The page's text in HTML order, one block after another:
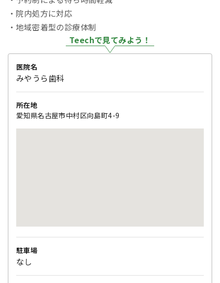
・院内処方に対応
・地域密着型の診療体制
Teechで見てみよう！
医院名
みやうら歯科
所在地
愛知県名古屋市中村区向島町4-9
駐車場
なし